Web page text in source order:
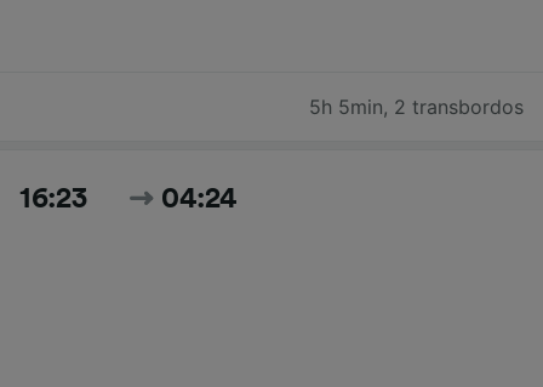
5h 5min, 2 transbordos
16:23 04:24